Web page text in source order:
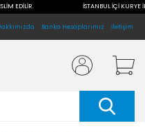
EDİLİR. İSTANBUL İÇİ KURYE
Banka Hesaplarımız İletişim